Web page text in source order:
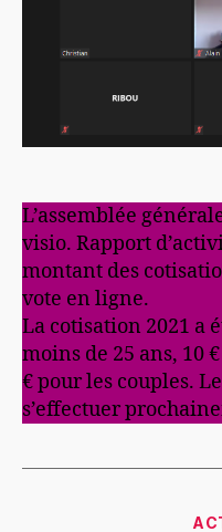
L’assemblée
visio. Rapport
montant des
vote en ligne.
La cotisation 2021 a
moins de 25 ans, 10
€ pour les couples.
s’effectuer